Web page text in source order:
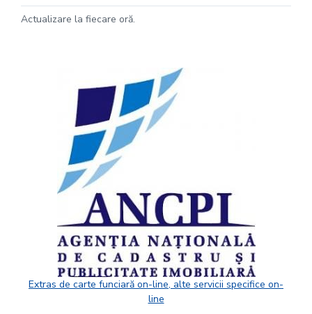
Actualizare la fiecare oră.
Extras de carte funciară on-line, alte servicii specifice on-
line